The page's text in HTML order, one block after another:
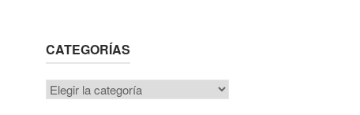
CATEGORÍAS
Categorías